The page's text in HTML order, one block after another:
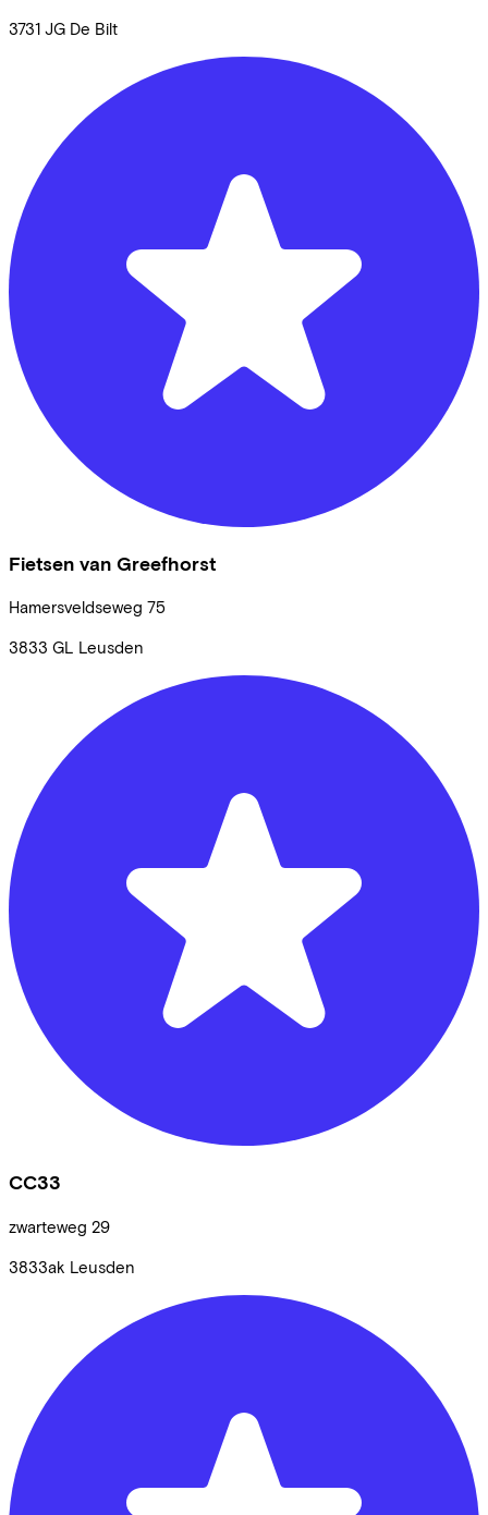
3731 JG De Bilt
Fietsen van Greefhorst
Hamersveldseweg 75
3833 GL Leusden
CC33
zwarteweg 29
3833ak Leusden